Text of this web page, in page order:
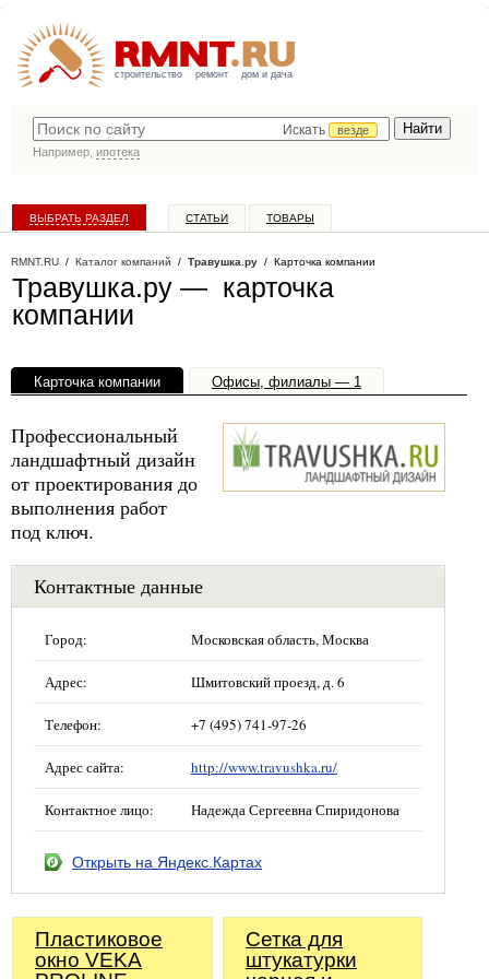
строительство ремонт дом и дача
Искать
везде
Например, ипотека
ВЫБРАТЬ РАЗДЕЛ СТАТЬИ ТОВАРЫ
RMNT.RU / Каталог компаний / Травушка.ру / Карточка компании
Травушка.ру — карточка
компании
Карточка компании Офисы, филиалы — 1
Профессиональный
ландшафтный дизайн
от проектирования до
выполнения работ
под ключ.
Контактные данные
Город: Московская область, Москва
Адрес: Шмитовский проезд, д. 6
Телефон: +7 (495) 741-97-26
Адрес сайта: http://www.travushka.ru/
Контактное лицо: Надежда Сергеевна Спиридонова
Открыть на Яндекс.Картах
Пластиковое
окно VEKA
Сетка для
штукатурки